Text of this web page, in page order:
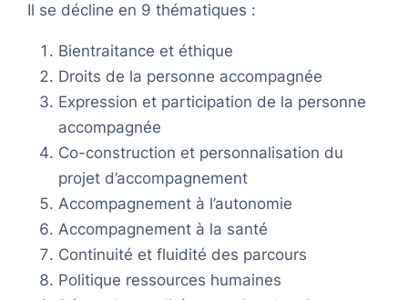
Il se décline en 9 thématiques :
Bientraitance et éthique
Droits de la personne accompagnée
Expression et participation de la personne
accompagnée
Co-construction et personnalisation du
projet d’accompagnement
Accompagnement à l’autonomie
Accompagnement à la santé
Continuité et fluidité des parcours
Politique ressources humaines